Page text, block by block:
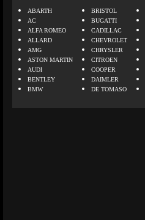
ABARTH
AC
ALFA ROMEO
ALLARD
AMG
ASTON MARTIN
AUDI
BENTLEY
BMW
BRISTOL
BUGATTI
CADILLAC
CHEVROLET
CHRYSLER
CITROEN
COOPER
DAIMLER
DE TOMASO